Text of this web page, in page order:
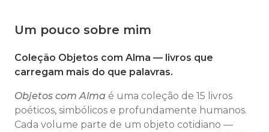
Um pouco sobre mim
Coleção Objetos com Alma — livros que
carregam mais do que palavras.
Objetos com Alma é uma coleção de 15 livros
poéticos, simbólicos e profundamente humanos.
Cada volume parte de um objeto cotidiano —